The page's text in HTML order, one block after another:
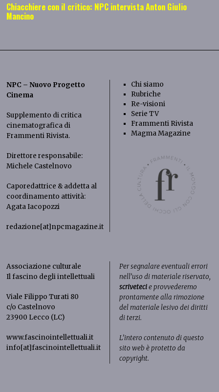
Chiacchiere con il critico: NPC intervista Anton Giulio
Mancino
NPC – Nuovo Progetto
Cinema
Supplemento di critica
cinematografica di
Frammenti Rivista.
Direttore responsabile:
Michele Castelnovo
Caporedattrice & addetta al
coordinamento attività:
Agata Iacopozzi
redazione[at]npcmagazine.it
Chi siamo
Rubriche
Re-visioni
Serie TV
Frammenti Rivista
Magma Magazine
Associazione culturale
Il fascino degli intellettuali
Viale Filippo Turati 80
c/o Castelnovo
23900 Lecco (LC)
www.fascinointellettuali.it
info[at]fascinointellettuali.it
Per segnalare eventuali errori
nell’uso di materiale riservato,
scrivetecie provvederemo
prontamente alla rimozione
del materiale lesivo dei diritti
di terzi.
L’intero contenuto di questo
sito web è protetto da
copyright.